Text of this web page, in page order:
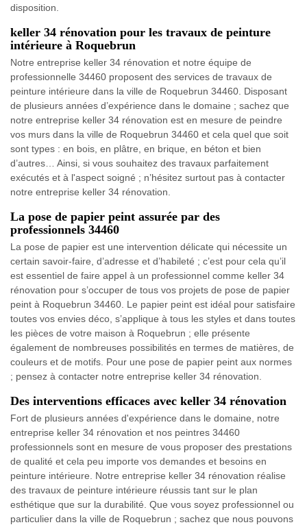
disposition.
keller 34 rénovation pour les travaux de peinture
intérieure à Roquebrun
Notre entreprise keller 34 rénovation et notre équipe de
professionnelle 34460 proposent des services de travaux de
peinture intérieure dans la ville de Roquebrun 34460. Disposant
de plusieurs années d’expérience dans le domaine ; sachez que
notre entreprise keller 34 rénovation est en mesure de peindre
vos murs dans la ville de Roquebrun 34460 et cela quel que soit
sont types : en bois, en plâtre, en brique, en béton et bien
d’autres… Ainsi, si vous souhaitez des travaux parfaitement
exécutés et à l'aspect soigné ; n’hésitez surtout pas à contacter
notre entreprise keller 34 rénovation.
La pose de papier peint assurée par des
professionnels 34460
La pose de papier est une intervention délicate qui nécessite un
certain savoir-faire, d’adresse et d’habileté ; c’est pour cela qu’il
est essentiel de faire appel à un professionnel comme keller 34
rénovation pour s’occuper de tous vos projets de pose de papier
peint à Roquebrun 34460. Le papier peint est idéal pour satisfaire
toutes vos envies déco, s’applique à tous les styles et dans toutes
les pièces de votre maison à Roquebrun ; elle présente
également de nombreuses possibilités en termes de matières, de
couleurs et de motifs. Pour une pose de papier peint aux normes
; pensez à contacter notre entreprise keller 34 rénovation.
Des interventions efficaces avec keller 34 rénovation
Fort de plusieurs années d'expérience dans le domaine, notre
entreprise keller 34 rénovation et nos peintres 34460
professionnels sont en mesure de vous proposer des prestations
de qualité et cela peu importe vos demandes et besoins en
peinture intérieure. Notre entreprise keller 34 rénovation réalise
des travaux de peinture intérieure réussis tant sur le plan
esthétique que sur la durabilité. Que vous soyez professionnel ou
particulier dans la ville de Roquebrun ; sachez que nous pouvons